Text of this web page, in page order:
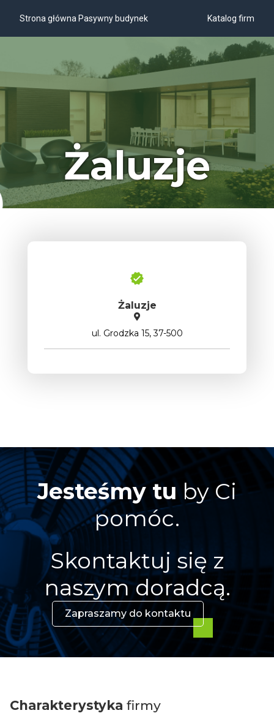
Strona główna Pasywny budynek Katalog firm
Żaluzje
Żaluzje
ul. Grodzka 15, 37-500
Jesteśmy tu by Ci
pomóc.
Skontaktuj się z
naszym doradcą.
Zapraszamy do kontaktu
Charakterystyka firmy